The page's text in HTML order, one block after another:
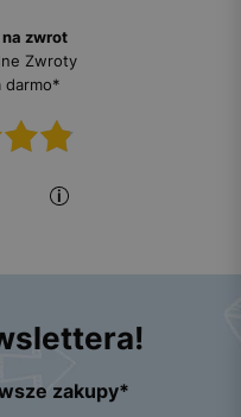
zwrot
Zwroty
darmo*
zakupy*